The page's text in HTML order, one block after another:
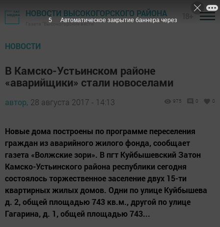
НОВОСТИ ВЫСОКОГОРСКОГО РАЙОНА
Газета "Высокогорские вести"
НОВОСТИ
В Камско-Устьинском районе
«аварийщики» стали новоселами
автор, 28 августа 2017 - 14:13 975 0 0
Новые дома построены по программе переселения
граждан из аварийного жилого фонда, сообщает
газета «Волжские зори». В пгт Куйбышевский Затон
Камско-Устьинского района республики сегодня
состоялось торжественное заселение двух 15-ти
квартирных жилых домов. Одни по улице Куйбышева
д. 2, общей площадью 743 кв.м., другой по улице
Гагарина, д. 1, общей площадью 743...
4 Автоматическое закрытие баннера через